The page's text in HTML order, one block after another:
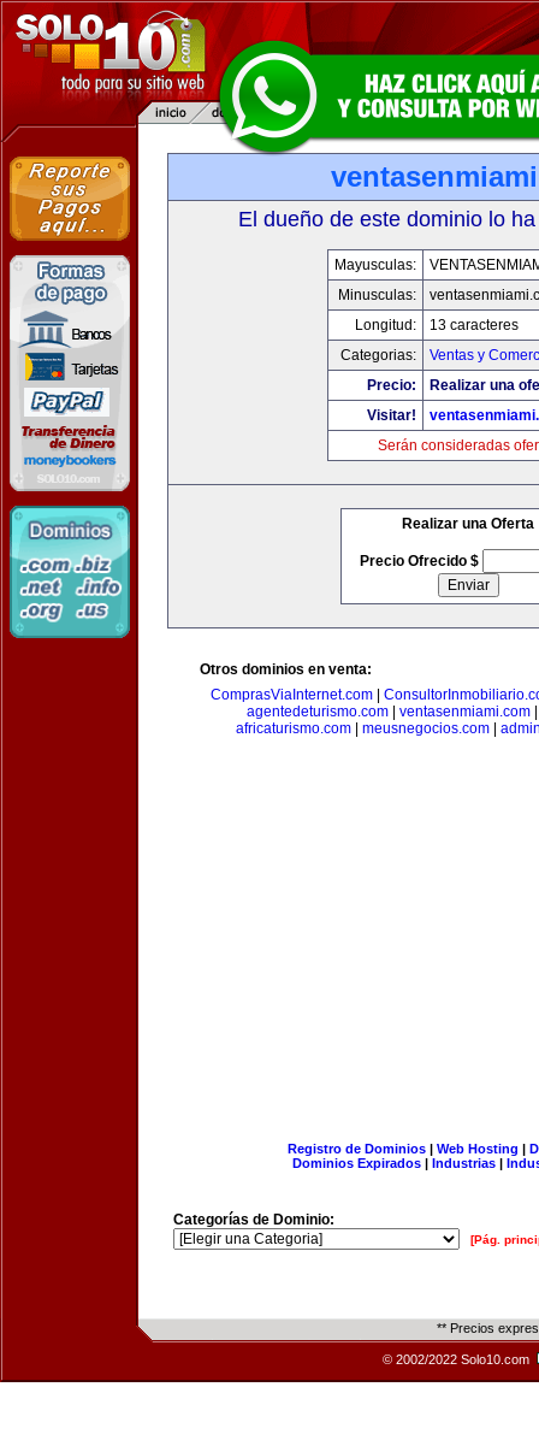
El dueño de este dominio lo
Mayusculas:
Minusculas:
Longitud:
13 caracteres
Categorias:
Ventas y
Precio:
Realizar una
Visitar!
Serán consideradas
Realizar una Oferta
Precio Ofrecido $
Otros dominios en venta:
ComprasViaInternet.com
agentedeturismo.com| ventasenmiami.com
africaturismo.com
meusnegocios.com
Registro de Dominios| Web Hosting |
Dominios Expirados | Industrias |
Categorías de Dominio:
[Pág.
** Precios
© 2002/2022 Solo10.com